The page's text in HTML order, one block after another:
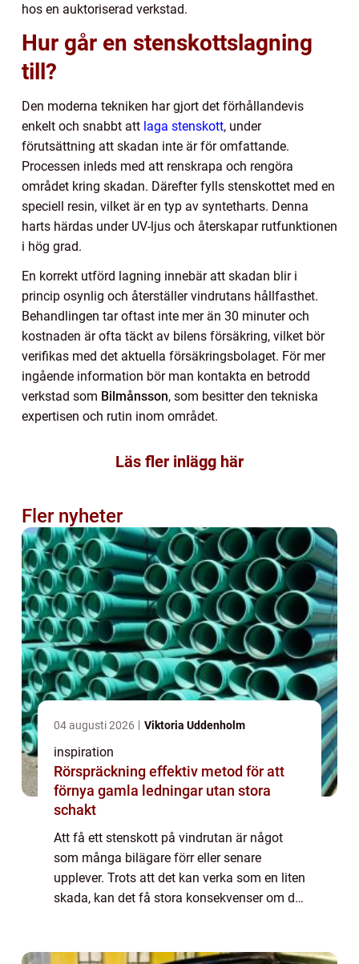
hos en auktoriserad verkstad.
Hur går en stenskottslagning
till?
Den moderna tekniken har gjort det förhållandevis
enkelt och snabbt att laga stenskott, under
förutsättning att skadan inte är för omfattande.
Processen inleds med att renskrapa och rengöra
området kring skadan. Därefter fylls stenskottet med en
speciell resin, vilket är en typ av syntetharts. Denna
harts härdas under UV-ljus och återskapar rutfunktionen
i hög grad.
En korrekt utförd lagning innebär att skadan blir i
princip osynlig och återställer vindrutans hållfasthet.
Behandlingen tar oftast inte mer än 30 minuter och
kostnaden är ofta täckt av bilens försäkring, vilket bör
verifikas med det aktuella försäkringsbolaget. För mer
ingående information bör man kontakta en betrodd
verkstad som Bilmånsson, som besitter den tekniska
expertisen och rutin inom området.
Läs fler inlägg här
Fler nyheter
04 augusti 2026 Viktoria Uddenholm
inspiration
Rörspräckning effektiv metod för att
förnya gamla ledningar utan stora
schakt
Att få ett stenskott på vindrutan är något
som många bilägare förr eller senare
upplever. Trots att det kan verka som en liten
skada, kan det få stora konsekvenser om det